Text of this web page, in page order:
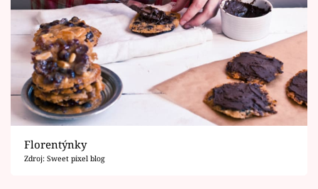
Florentýnky
Zdroj: Sweet pixel blog